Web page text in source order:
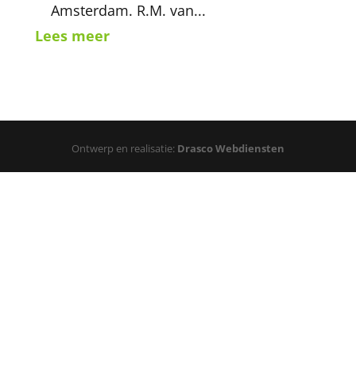
Amsterdam. R.M. van...
Lees meer
Ontwerp en realisatie: Drasco Webdiensten